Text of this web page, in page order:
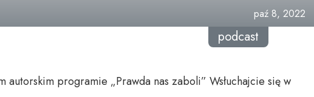
paź 8, 2022
podcast
programie „Prawda nas zaboli” Wsłuchajcie się w